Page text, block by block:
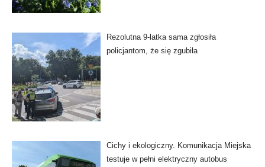
Rezolutna 9-latka sama zgłosiła
policjantom, że się zgubiła
Cichy i ekologiczny. Komunikacja Miejska
testuje w pełni elektryczny autobus